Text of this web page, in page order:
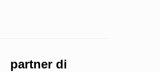
partner di